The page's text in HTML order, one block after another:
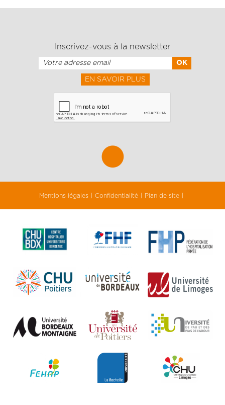
Inscrivez-vous à la newsletter
EN SAVOIR PLUS
Mentions légales Confidentialité Plan de site